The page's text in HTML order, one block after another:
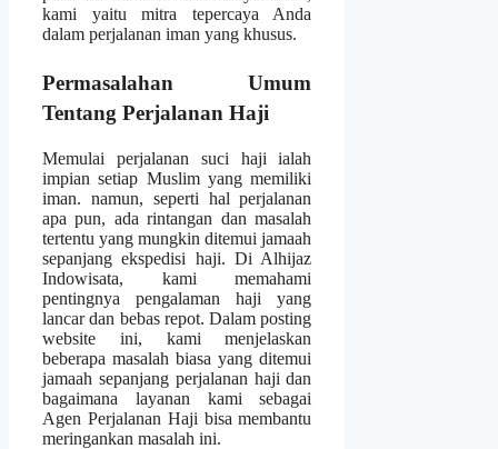
kami yaitu mitra tepercaya Anda
dalam perjalanan iman yang khusus.
Permasalahan Umum
Tentang Perjalanan Haji
Memulai perjalanan suci haji ialah
impian setiap Muslim yang memiliki
iman. namun, seperti hal perjalanan
apa pun, ada rintangan dan masalah
tertentu yang mungkin ditemui jamaah
sepanjang ekspedisi haji. Di Alhijaz
Indowisata, kami memahami
pentingnya pengalaman haji yang
lancar dan bebas repot. Dalam posting
website ini, kami menjelaskan
beberapa masalah biasa yang ditemui
jamaah sepanjang perjalanan haji dan
bagaimana layanan kami sebagai
Agen Perjalanan Haji bisa membantu
meringankan masalah ini.